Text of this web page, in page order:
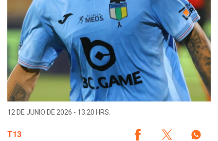
12 DE JUNIO DE 2026 - 13:20 HRS.
T13